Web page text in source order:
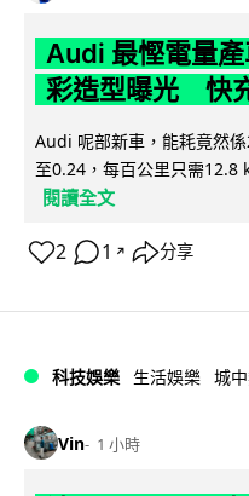
Audi 最慳電量
彩造型曝光 快
Audi 呢部新車，能耗竟然
至0.24，每百公里只需12.8
閱讀全文
2 1 ↗ 分享
科技娛樂 生活娛樂 城
Vin 1 小時